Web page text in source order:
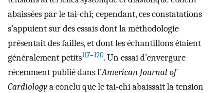
abaissées par le tai-chi; cependant, ces constatations
s’appuient sur des essais dont la méthodologie
présentait des failles, et dont les échantillons étaient
généralement petits117–120. Un essai d’envergure
récemment publié dans l’American Journal of
Cardiologya conclu que le tai-chi abaissait la tension